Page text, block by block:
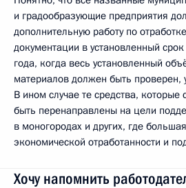
и градообразующие предприятия
дополнительную работу по
документации в установленный
года, когда весь установленный
материалов должен быть проверен,
В ином случае те средства, которые
быть перенаправлены на цели
в моногородах и других, где
экономической отработанности и
Хочу напомнить